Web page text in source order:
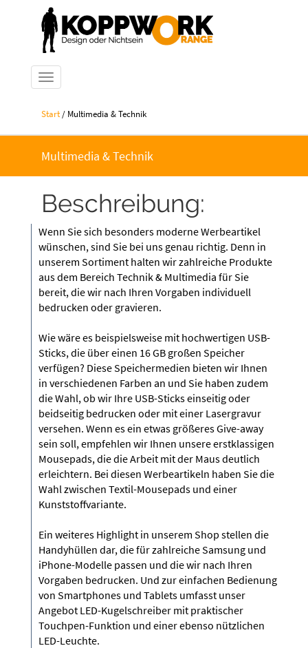
Navigation ein-/ausblenden
Start/ Multimedia & Technik
Multimedia & Technik
Beschreibung:
Wenn Sie sich besonders moderne Werbeartikel
wünschen, sind Sie bei uns genau richtig. Denn in
unserem Sortiment halten wir zahlreiche Produkte
aus dem Bereich Technik & Multimedia für Sie
bereit, die wir nach Ihren Vorgaben individuell
bedrucken oder gravieren.
Wie wäre es beispielsweise mit hochwertigen USB-
Sticks, die über einen 16 GB großen Speicher
verfügen? Diese Speichermedien bieten wir Ihnen
in verschiedenen Farben an und Sie haben zudem
die Wahl, ob wir Ihre USB-Sticks einseitig oder
beidseitig bedrucken oder mit einer Lasergravur
versehen. Wenn es ein etwas größeres Give-away
sein soll, empfehlen wir Ihnen unsere erstklassigen
Mousepads, die die Arbeit mit der Maus deutlich
erleichtern. Bei diesen Werbeartikeln haben Sie die
Wahl zwischen Textil-Mousepads und einer
Kunststoffvariante.
Ein weiteres Highlight in unserem Shop stellen die
Handyhüllen dar, die für zahlreiche Samsung und
iPhone-Modelle passen und die wir nach Ihren
Vorgaben bedrucken. Und zur einfachen Bedienung
von Smartphones und Tablets umfasst unser
Angebot LED-Kugelschreiber mit praktischer
Touchpen-Funktion und einer ebenso nützlichen
LED-Leuchte.